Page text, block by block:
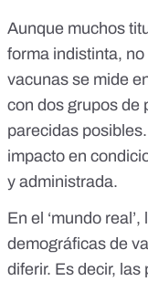
Aunque muchos
forma indistinta,
vacunas se mide
con dos grupos de
parecidas
impacto en
y administrada.
En el ‘mundo
demográficas de
diferir. Es decir,